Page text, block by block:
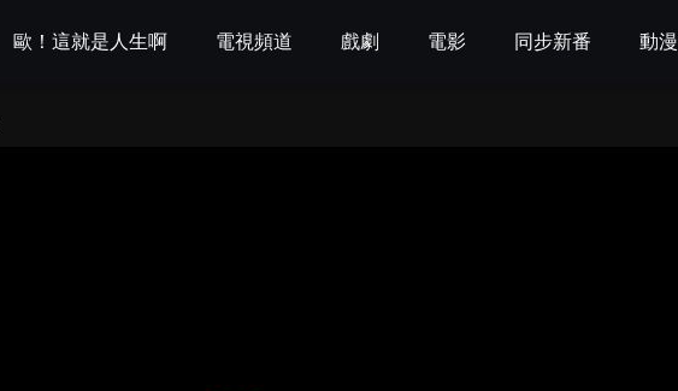
歐！這就是人生啊 電視頻道 戲劇 電影 同步新番 動漫